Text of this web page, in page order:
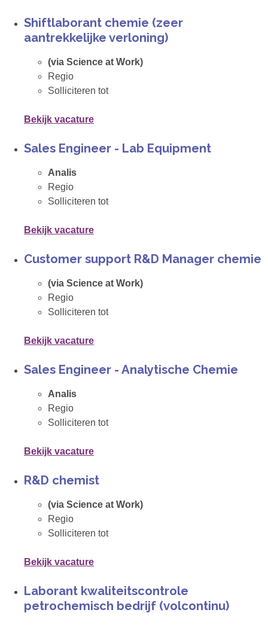
Shiftlaborant chemie (zeer
aantrekkelijke verloning)
(via Science at Work)
Regio
Solliciteren tot
Bekijk vacature
Sales Engineer - Lab Equipment
Analis
Regio
Solliciteren tot
Bekijk vacature
Customer support R&D Manager chemie
(via Science at Work)
Regio
Solliciteren tot
Bekijk vacature
Sales Engineer - Analytische Chemie
Analis
Regio
Solliciteren tot
Bekijk vacature
R&D chemist
(via Science at Work)
Regio
Solliciteren tot
Bekijk vacature
Laborant kwaliteitscontrole
petrochemisch bedrijf (volcontinu)